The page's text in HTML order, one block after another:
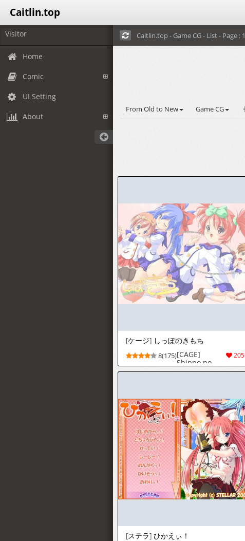
Caitlin.top
Visitor
Home
Comic
UI Setting
About
Caitlin.top - Game CG - List - Page : 1
From Old to New Game CG
[ケージ] しっぽのきもち
205
8(175)[CAGE]
Shippo no
Kimochi
[ステラ] ひかえぃ！